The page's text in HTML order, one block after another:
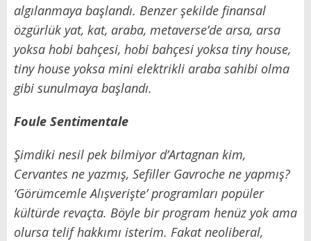
algılanmaya başlandı. Benzer şekilde finansal
özgürlük yat, kat, araba, metaverse’de arsa, arsa
yoksa hobi bahçesi, hobi bahçesi yoksa tiny house,
tiny house yoksa mini elektrikli araba sahibi olma
gibi sunulmaya başlandı.
Foule Sentimentale
Şimdiki nesil pek bilmiyor d’Artagnan kim,
Cervantes ne yazmış, Sefiller Gavroche ne yapmış?
‘Görümcemle Alışverişte’ programları popüler
kültürde revaçta. Böyle bir program henüz yok ama
olursa telif hakkımı isterim. Fakat neoliberal,